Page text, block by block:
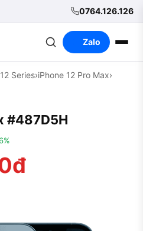
0764.126.126
Zalo
Series›iPhone 12 Pro Max›
#487D5H